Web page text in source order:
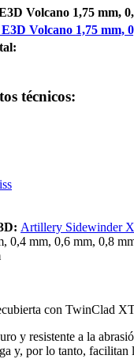
Volcano 1,75 mm,
Volcano 1,75 mm,
técnicos:
Artillery Sidewinder
0,4 mm, 0,6 mm, 0,8
con TwinClad
y resistente a la
y, por lo tanto,